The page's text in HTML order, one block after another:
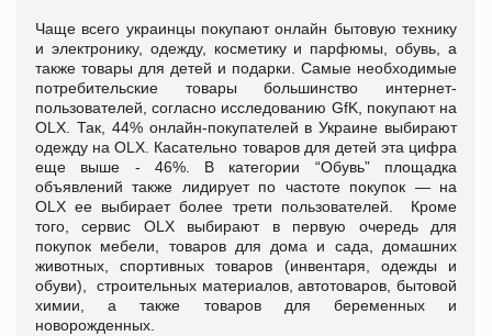
Чаще всего украинцы покупают онлайн бытовую технику
и электронику, одежду, косметику и парфюмы, обувь, а
также товары для детей и подарки. Самые необходимые
потребительские товары большинство интернет-
пользователей, согласно исследованию GfK, покупают на
OLX. Так, 44% онлайн-покупателей в Украине выбирают
одежду на OLX. Касательно товаров для детей эта цифра
еще выше - 46%. В категории “Обувь” площадка
объявлений также лидирует по частоте покупок — на
OLX ее выбирает более трети пользователей. Кроме
того, сервис OLX выбирают в первую очередь для
покупок мебели, товаров для дома и сада, домашних
животных, спортивных товаров (инвентаря, одежды и
обуви), строительных материалов, автотоваров, бытовой
химии, а также товаров для беременных и
новорожденных.